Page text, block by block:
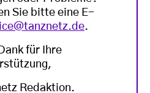
Sie bitte eine E-
.
für Ihre
Redaktion.